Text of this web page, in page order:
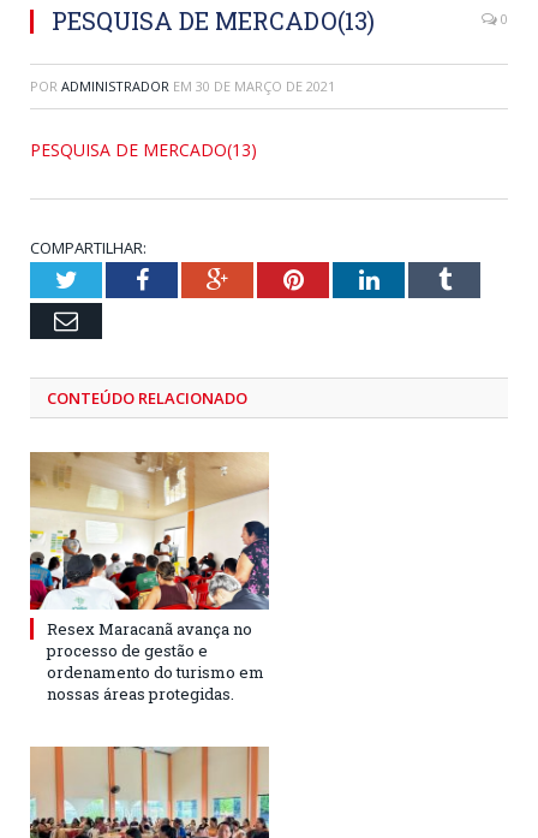
PESQUISA DE MERCADO(13) 0
POR ADMINISTRADOR EM 30 DE MARÇO DE 2021
PESQUISA DE MERCADO(13)
COMPARTILHAR:
TwitterFacebookGoogle+PinterestLinkedInTumblr
Email
CONTEÚDO RELACIONADO
Resex Maracanã avança no
processo de gestão e
ordenamento do turismo em
nossas áreas protegidas.